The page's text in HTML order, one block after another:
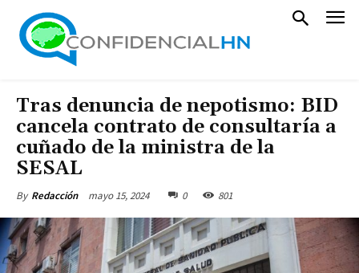
Tras denuncia de nepotismo: BID
cancela contrato de consultaría a
cuñado de la ministra de la
SESAL
By Redacción mayo 15, 2024 0 801